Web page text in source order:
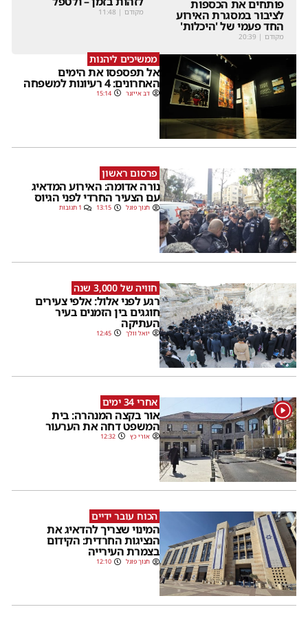
פותחים את הכספות
לציבור במסגרת האירוע
החד פעמי של 'היכלות'
מקודם |
20:39
מקודם |
11:48
ממשיכים ליהנות
אל תפספסו את הימים
האחרונים: 4 רעיונות למשפחה
דב אייזנר 15:14
פרסום ראשון
נורה אדומה: האירוע המדאיג
עם הצעיר החרדי לפני הגיוס
חנוך פוגל 13:15 1 תגובות
חוויה של 3,000 שנה
רגע לפני אלול: אלפי צעירים
חוגגים בין הזמנים בעיר
העתיקה
יואל וולך 12:45
1 אחרי 34 ימים
אור בקצה המנהרה: בית
המשפט דחה את הערעור
אורי כץ 12:32
הכוח עובר ידיים
המינוי שצריך להדאיג את
הנציגות החרדית: הקידום
בצמרת העירייה
חנוך פוגל 12:10